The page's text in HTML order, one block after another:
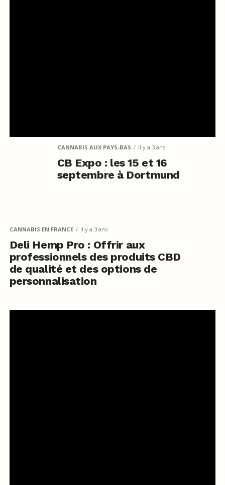
CANNABIS AUX PAYS-BAS il y a 3 ans
CB Expo : les 15 et 16
septembre à Dortmund
CANNABIS EN FRANCE il y a 3 ans
Deli Hemp Pro : Offrir aux
professionnels des produits CBD
de qualité et des options de
personnalisation